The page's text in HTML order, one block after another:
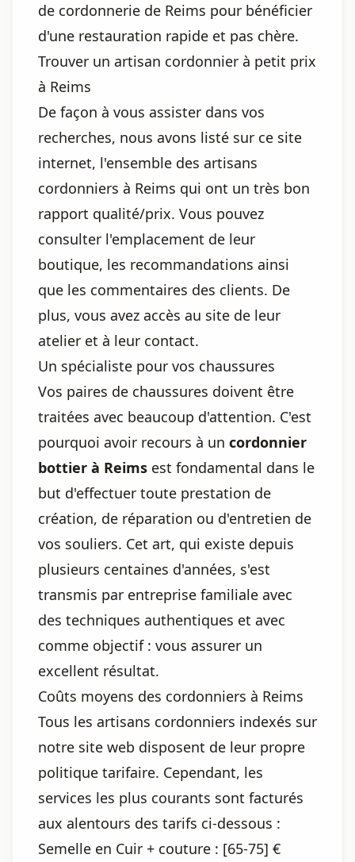
de cordonnerie de Reims pour bénéficier
d'une restauration rapide et pas chère.
Trouver un artisan cordonnier à petit prix
à Reims
De façon à vous assister dans vos
recherches, nous avons listé sur ce site
internet, l'ensemble des artisans
cordonniers à Reims qui ont un très bon
rapport qualité/prix. Vous pouvez
consulter l'emplacement de leur
boutique, les recommandations ainsi
que les commentaires des clients. De
plus, vous avez accès au site de leur
atelier et à leur contact.
Un spécialiste pour vos chaussures
Vos paires de chaussures doivent être
traitées avec beaucoup d'attention. C'est
pourquoi avoir recours à un cordonnier
bottier à Reims est fondamental dans le
but d'effectuer toute prestation de
création, de réparation ou d'entretien de
vos souliers. Cet art, qui existe depuis
plusieurs centaines d'années, s'est
transmis par entreprise familiale avec
des techniques authentiques et avec
comme objectif : vous assurer un
excellent résultat.
Coûts moyens des cordonniers à Reims
Tous les artisans cordonniers indexés sur
notre site web disposent de leur propre
politique tarifaire. Cependant, les
services les plus courants sont facturés
aux alentours des tarifs ci-dessous :
Semelle en Cuir + couture : [65-75] €